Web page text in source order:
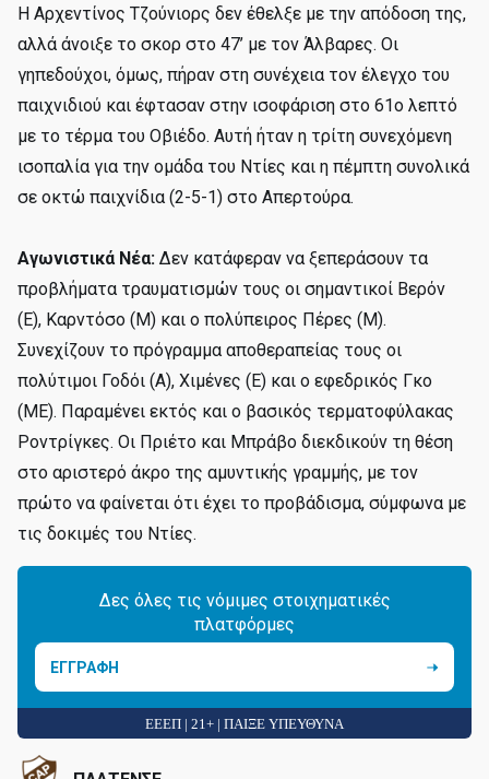
Η Αρχεντίνος Τζούνιορς δεν έθελξε με την απόδοση της,
αλλά άνοιξε το σκορ στο 47’ με τον Άλβαρες. Οι
γηπεδούχοι, όμως, πήραν στη συνέχεια τον έλεγχο του
παιχνιδιού και έφτασαν στην ισοφάριση στο 61ο λεπτό
με το τέρμα του Οβιέδο. Αυτή ήταν η τρίτη συνεχόμενη
ισοπαλία για την ομάδα του Ντίες και η πέμπτη συνολικά
σε οκτώ παιχνίδια (2-5-1) στο Απερτούρα.
Αγωνιστικά Νέα: Δεν κατάφεραν να ξεπεράσουν τα
προβλήματα τραυματισμών τους οι σημαντικοί Βερόν
(Ε), Καρντόσο (Μ) και ο πολύπειρος Πέρες (Μ).
Συνεχίζουν το πρόγραμμα αποθεραπείας τους οι
πολύτιμοι Γοδόι (Α), Χιμένες (Ε) και ο εφεδρικός Γκο
(ΜΕ). Παραμένει εκτός και ο βασικός τερματοφύλακας
Ροντρίγκες. Οι Πριέτο και Μπράβο διεκδικούν τη θέση
στο αριστερό άκρο της αμυντικής γραμμής, με τον
πρώτο να φαίνεται ότι έχει το προβάδισμα, σύμφωνα με
τις δοκιμές του Ντίες.
Δες όλες τις νόμιμες στοιχηματικές
πλατφόρμες
ΕΓΓΡΑΦΗ
ΕΕΕΠ | 21+ | ΠΑΙΞΕ ΥΠΕΥΘΥΝΑ